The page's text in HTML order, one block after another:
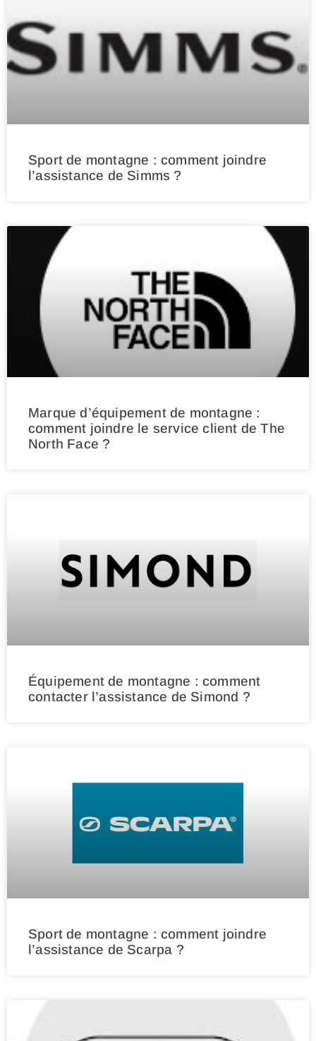
Sport de montagne : comment joindre
l’assistance de Simms ?
Marque d’équipement de montagne :
comment joindre le service client de The
North Face ?
Équipement de montagne : comment
contacter l’assistance de Simond ?
Sport de montagne : comment joindre
l’assistance de Scarpa ?